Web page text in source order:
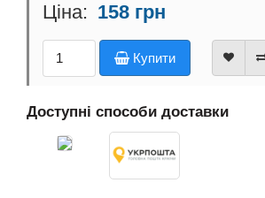
158 грн
Купити
Доступні способи доставки